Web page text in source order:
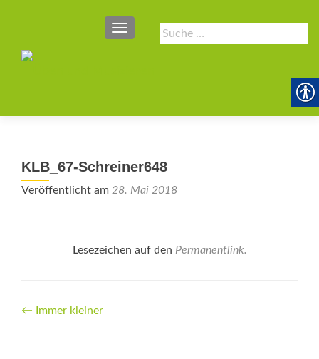
Suche
nach:
SCHALTE NAVIGATION
KLB_67-Schreiner648
Veröffentlicht am 28. Mai 2018
Lesezeichen auf den Permanentlink.
Beitrags-
← Immer kleiner